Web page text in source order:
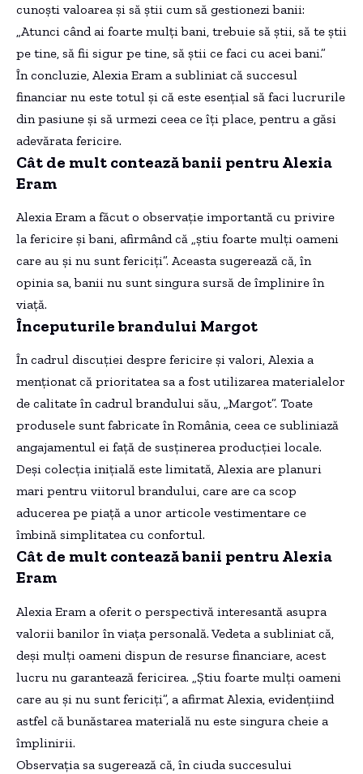
cunoști valoarea și să știi cum să gestionezi banii:
„Atunci când ai foarte mulți bani, trebuie să știi, să te știi
pe tine, să fii sigur pe tine, să știi ce faci cu acei bani.”
În concluzie, Alexia Eram a subliniat că succesul
financiar nu este totul și că este esențial să faci lucrurile
din pasiune și să urmezi ceea ce îți place, pentru a găsi
adevărata fericire.
Cât de mult contează banii pentru Alexia
Eram
Alexia Eram a făcut o observație importantă cu privire
la fericire și bani, afirmând că „știu foarte mulți oameni
care au și nu sunt fericiți”. Aceasta sugerează că, în
opinia sa, banii nu sunt singura sursă de împlinire în
viață.
Începuturile brandului Margot
În cadrul discuției despre fericire și valori, Alexia a
menționat că prioritatea sa a fost utilizarea materialelor
de calitate în cadrul brandului său, „Margot”. Toate
produsele sunt fabricate în România, ceea ce subliniază
angajamentul ei față de susținerea producției locale.
Deși colecția inițială este limitată, Alexia are planuri
mari pentru viitorul brandului, care are ca scop
aducerea pe piață a unor articole vestimentare ce
îmbină simplitatea cu confortul.
Cât de mult contează banii pentru Alexia
Eram
Alexia Eram a oferit o perspectivă interesantă asupra
valorii banilor în viața personală. Vedeta a subliniat că,
deși mulți oameni dispun de resurse financiare, acest
lucru nu garantează fericirea. „Știu foarte mulți oameni
care au și nu sunt fericiți”, a afirmat Alexia, evidențiind
astfel că bunăstarea materială nu este singura cheie a
împlinirii.
Observația sa sugerează că, în ciuda succesului